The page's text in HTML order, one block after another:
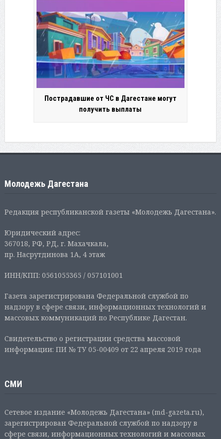
Пострадавшие от ЧС в Дагестане могут
получить выплаты
Молодежь Дагестана
Редакция республиканской газеты «Молодежь Дагестана».
Юридический адрес:
367018, РФ, РД, г. Махачкала,
пр. Насрутдинова 1А, 4 этаж
ИНН/КПП: 0561055365 / 057101001
Газета зарегистрирована Федеральной службой по
надзору в сфере связи, информационных технологий и
массовых коммуникаций по Республике Дагестан.
Свидетельство о регистрации средства массовой
информации: ПИ № ТУ 05-00409 от 22 апреля 2019 года
СМИ
Сетевое издание «Молодежь Дагестана» (md-gazeta.ru),
зарегистрирован Федеральной службой по надзору в
сфере связи, информационных технологий и массовых